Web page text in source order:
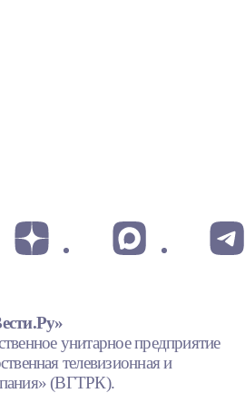
унитарное предприятие
телевизионная и
(ВГТРК).